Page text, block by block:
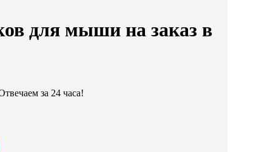
для мыши на заказ в
за 24 часа!